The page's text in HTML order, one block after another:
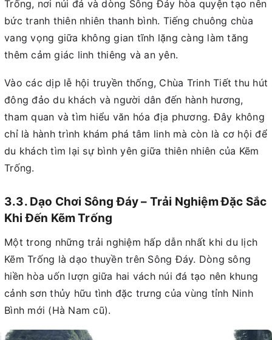
Trống, nơi núi đá và dòng Sông Đáy hòa quyện tạo nên
bức tranh thiên nhiên thanh bình. Tiếng chuông chùa
vang vọng giữa không gian tĩnh lặng càng làm tăng
thêm cảm giác linh thiêng và an yên.
Vào các dịp lễ hội truyền thống, Chùa Trinh Tiết thu hút
đông đảo du khách và người dân đến hành hương,
tham quan và tìm hiểu văn hóa địa phương. Đây không
chỉ là hành trình khám phá tâm linh mà còn là cơ hội để
du khách tìm lại sự bình yên giữa thiên nhiên của Kẽm
Trống.
3.3. Dạo Chơi Sông Đáy – Trải Nghiệm Đặc Sắc
Khi Đến Kẽm Trống
Một trong những trải nghiệm hấp dẫn nhất khi du lịch
Kẽm Trống là dạo thuyền trên Sông Đáy. Dòng sông
hiền hòa uốn lượn giữa hai vách núi đá tạo nên khung
cảnh sơn thủy hữu tình đặc trưng của vùng tỉnh Ninh
Bình mới (Hà Nam cũ).